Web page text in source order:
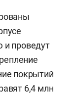
и проведут
покрытий
6,4 млн